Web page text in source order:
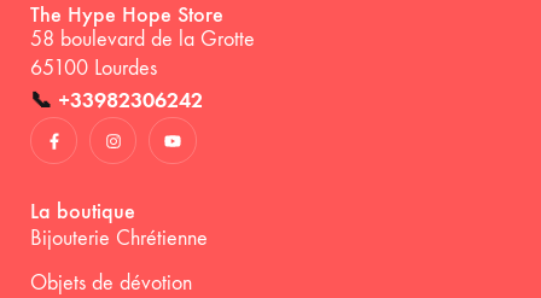
The Hype Hope Store
58 boulevard de la Grotte
65100 Lourdes
📞 +33982306242
La boutique
Bijouterie Chrétienne
Objets de dévotion